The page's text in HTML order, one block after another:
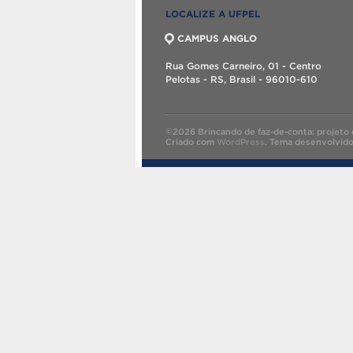
LOCALIZE A UFPEL
CAMPUS ANGLO
Rua Gomes Carneiro, 01 - Centro
Pelotas - RS, Brasil - 96010-610
©2026 Brincando de faz-de-conta: projeto
Criado com WordPress. Tema